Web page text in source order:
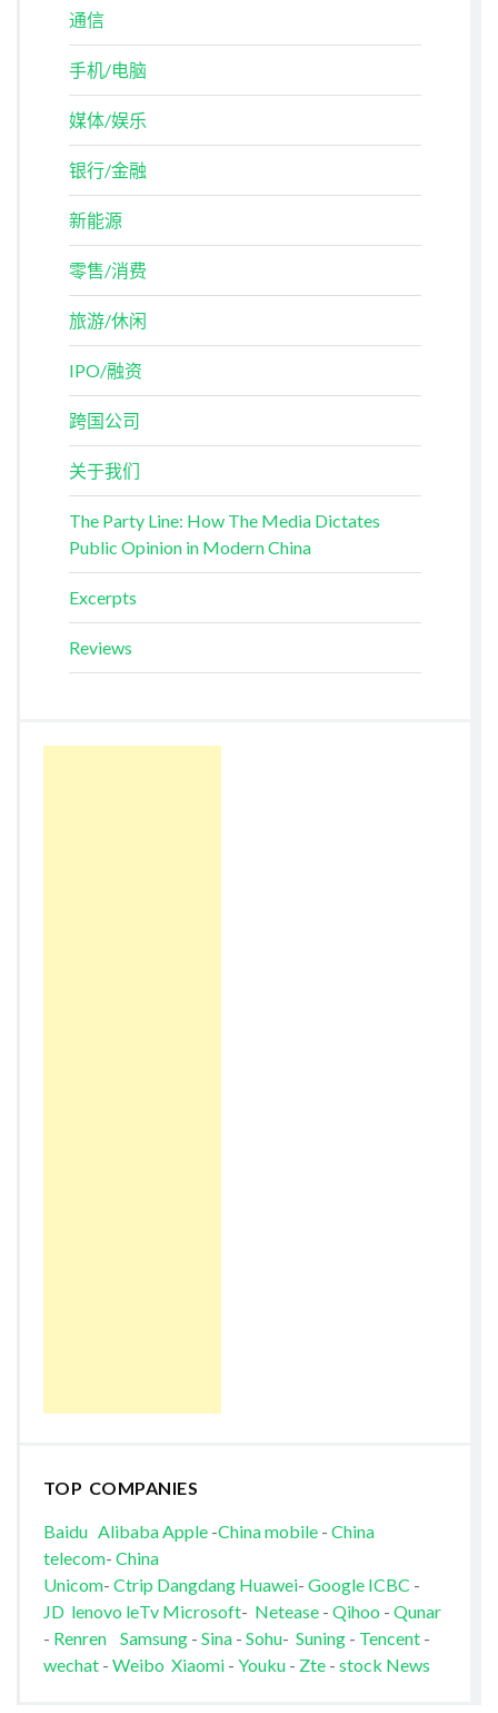
通信
手机/电脑
媒体/娱乐
银行/金融
新能源
零售/消费
旅游/休闲
IPO/融资
跨国公司
关于我们
The Party Line: How The Media Dictates
Public Opinion in Modern China
Excerpts
Reviews
TOP COMPANIES
Baidu AlibabaApple-China mobile- China
telecom- China
Unicom- Ctrip Dangdang Huawei- Google ICBC -
JD lenovo leTv Microsoft- Netease- Qihoo - Qunar
- Renren Samsung- Sina- Sohu- Suning- Tencent-
wechat - Weibo Xiaomi- Youku - Zte- stock News